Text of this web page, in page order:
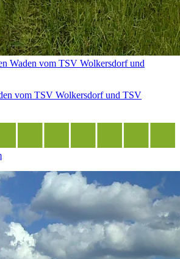
Waden vom TSV Wolkersdorf und
vom TSV Wolkersdorf und TSV